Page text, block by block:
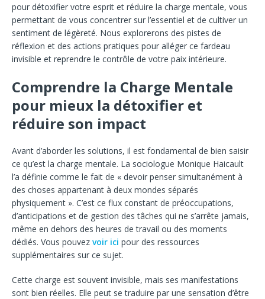
pour détoxifier votre esprit et réduire la charge mentale, vous
permettant de vous concentrer sur l’essentiel et de cultiver un
sentiment de légèreté. Nous explorerons des pistes de
réflexion et des actions pratiques pour alléger ce fardeau
invisible et reprendre le contrôle de votre paix intérieure.
Comprendre la Charge Mentale
pour mieux la détoxifier et
réduire son impact
Avant d’aborder les solutions, il est fondamental de bien saisir
ce qu’est la charge mentale. La sociologue Monique Haicault
l’a définie comme le fait de « devoir penser simultanément à
des choses appartenant à deux mondes séparés
physiquement ». C’est ce flux constant de préoccupations,
d’anticipations et de gestion des tâches qui ne s’arrête jamais,
même en dehors des heures de travail ou des moments
dédiés. Vous pouvez voir ici pour des ressources
supplémentaires sur ce sujet.
Cette charge est souvent invisible, mais ses manifestations
sont bien réelles. Elle peut se traduire par une sensation d’être